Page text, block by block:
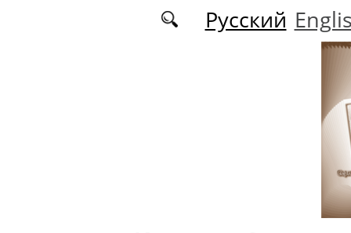
Перейти к основному содержаниюРусский